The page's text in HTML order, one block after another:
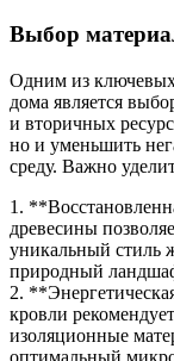
Выбор
Одним из ключевых
дома является
и вторичных
но и уменьшить
среду. Важно
1.
древесины
уникальный стиль
природный
2.
кровли
изоляционные